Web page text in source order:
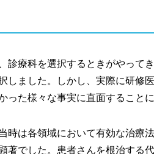
診療科を選択するときがやって
しました。しかし、実際に研修
った様々な事実に直面すること
時は各領域において有効な治療
著でした。患者さんを根治する